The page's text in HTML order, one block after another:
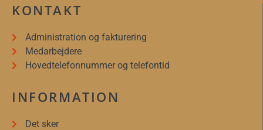
KONTAKT
Administration og fakturering
Medarbejdere
Hovedtelefonnummer og telefontid
INFORMATION
Det sker